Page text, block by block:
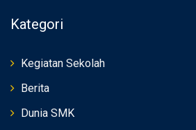
Kategori
Kegiatan Sekolah
Berita
Dunia SMK